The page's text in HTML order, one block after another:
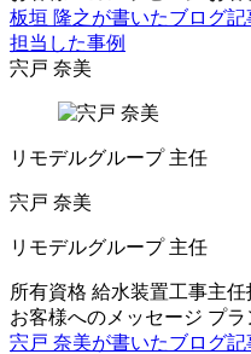
板垣 隆之が書いたブログ記
担当した事例
宍戸 奈美
リモデルグループ 主任
宍戸 奈美
リモデルグループ 主任
所有資格 給水装置工事主
お客様へのメッセージ プラ
宍戸 奈美が書いたブログ記